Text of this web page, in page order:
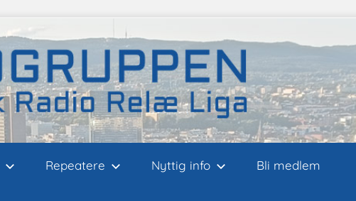
Repeatere Nyttig info Bli medlem